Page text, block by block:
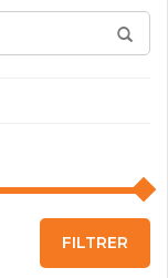
FILTRER